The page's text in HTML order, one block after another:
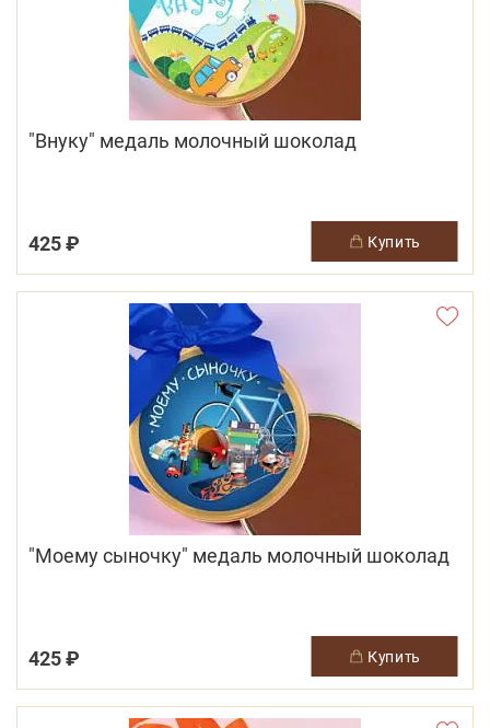
"Внуку" медаль молочный шоколад
425 ₽ купить
"Моему сыночку" медаль молочный шоколад
425 ₽ купить